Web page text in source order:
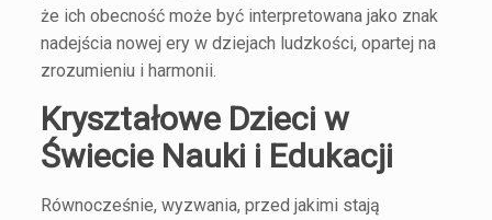
że ich obecność może być interpretowana jako znak
nadejścia nowej ery w dziejach ludzkości, opartej na
zrozumieniu i harmonii.
Kryształowe Dzieci w
Świecie Nauki i Edukacji
Równocześnie, wyzwania, przed jakimi stają